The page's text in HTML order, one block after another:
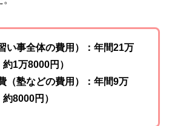
い事全体の費用）：年間21万
1万8000円）
（塾などの費用）：年間9万
8000円）